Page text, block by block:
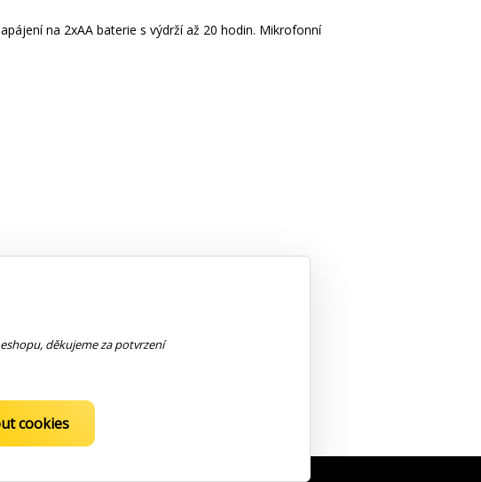
na 2xAA baterie s výdrží až 20 hodin. Mikrofonní
děkujeme za potvrzení
cookies